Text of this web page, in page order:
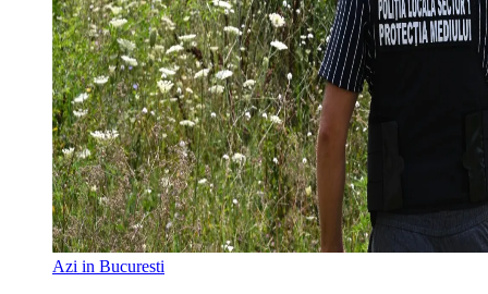
Azi in Bucuresti